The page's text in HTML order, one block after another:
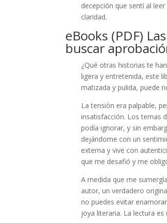
decepción que sentí al
claridad.
eBooks (PDF)
buscar
¿Qué otras historias te
ligera y entretenida, este
matizada y pulida, puede
La tensión era palpable,
insatisfacción. Los temas
podía ignorar, y sin
dejándome con un
externa y vive con
que me desafió y me
A medida que me
autor, un verdadero
no puedes evitar
joya literaria. La lectura